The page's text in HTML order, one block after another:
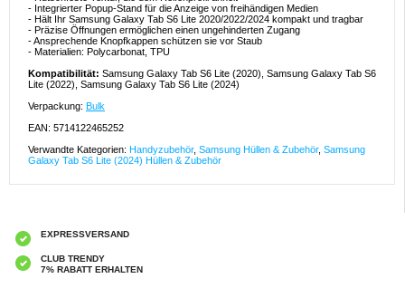
- Integrierter Popup-Stand für die Anzeige von freihändigen Medien
- Hält Ihr Samsung Galaxy Tab S6 Lite 2020/2022/2024 kompakt und tragbar
- Präzise Öffnungen ermöglichen einen ungehinderten Zugang
- Ansprechende Knopfkappen schützen sie vor Staub
- Materialien: Polycarbonat, TPU
Kompatibilität: Samsung Galaxy Tab S6 Lite (2020), Samsung Galaxy Tab S6
Lite (2022), Samsung Galaxy Tab S6 Lite (2024)
Verpackung: Bulk
EAN: 5714122465252
Verwandte Kategorien: Handyzubehör, Samsung Hüllen & Zubehör, Samsung
Galaxy Tab S6 Lite (2024) Hüllen & Zubehör
EXPRESSVERSAND
CLUB TRENDY
7% RABATT ERHALTEN